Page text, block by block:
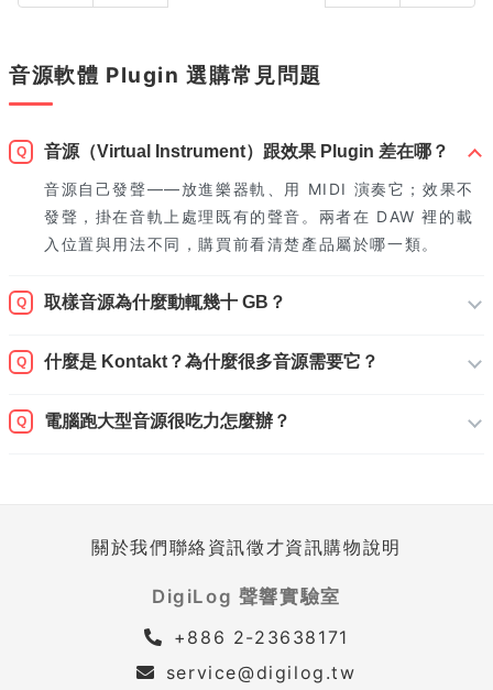
音源軟體 Plugin 選購常見問題
Q
音源（Virtual Instrument）跟效果 Plugin 差在哪？
音源自己發聲——放進樂器軌、用 MIDI 演奏它；效果不
發聲，掛在音軌上處理既有的聲音。兩者在 DAW 裡的載
入位置與用法不同，購買前看清楚產品屬於哪一類。
Q 取樣音源為什麼動輒幾十 GB？
Q 什麼是 Kontakt？為什麼很多音源需要它？
Q 電腦跑大型音源很吃力怎麼辦？
關於我們聯絡資訊徵才資訊購物說明
DigiLog 聲響實驗室
+886 2-23638171
service@digilog.tw